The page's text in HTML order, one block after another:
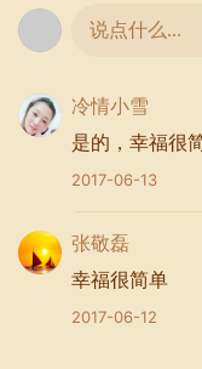
一件你感兴趣的
并且你做成了。
有事做，才能：
说点什么...
冷情小雪
是的，幸福很
2017-06-13
张敬磊
幸福很简单
2017-06-12